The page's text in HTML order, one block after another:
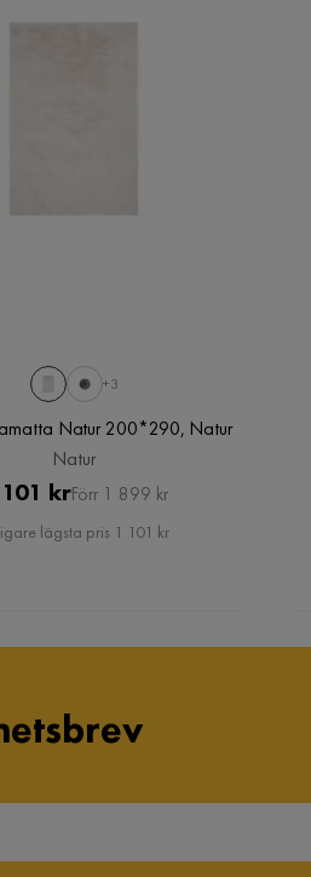
+3
Natur 200*290, Natur
Natur
Pris
krOriginal
Pris
Förr 1 899 kr
lägsta pris 1 101 kr